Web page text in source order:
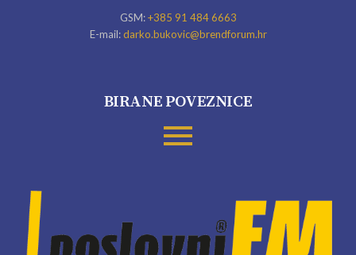
GSM:+385 91 484 6663
E-mail:darko.bukovic@brendforum.hr
BIRANE POVEZNICE